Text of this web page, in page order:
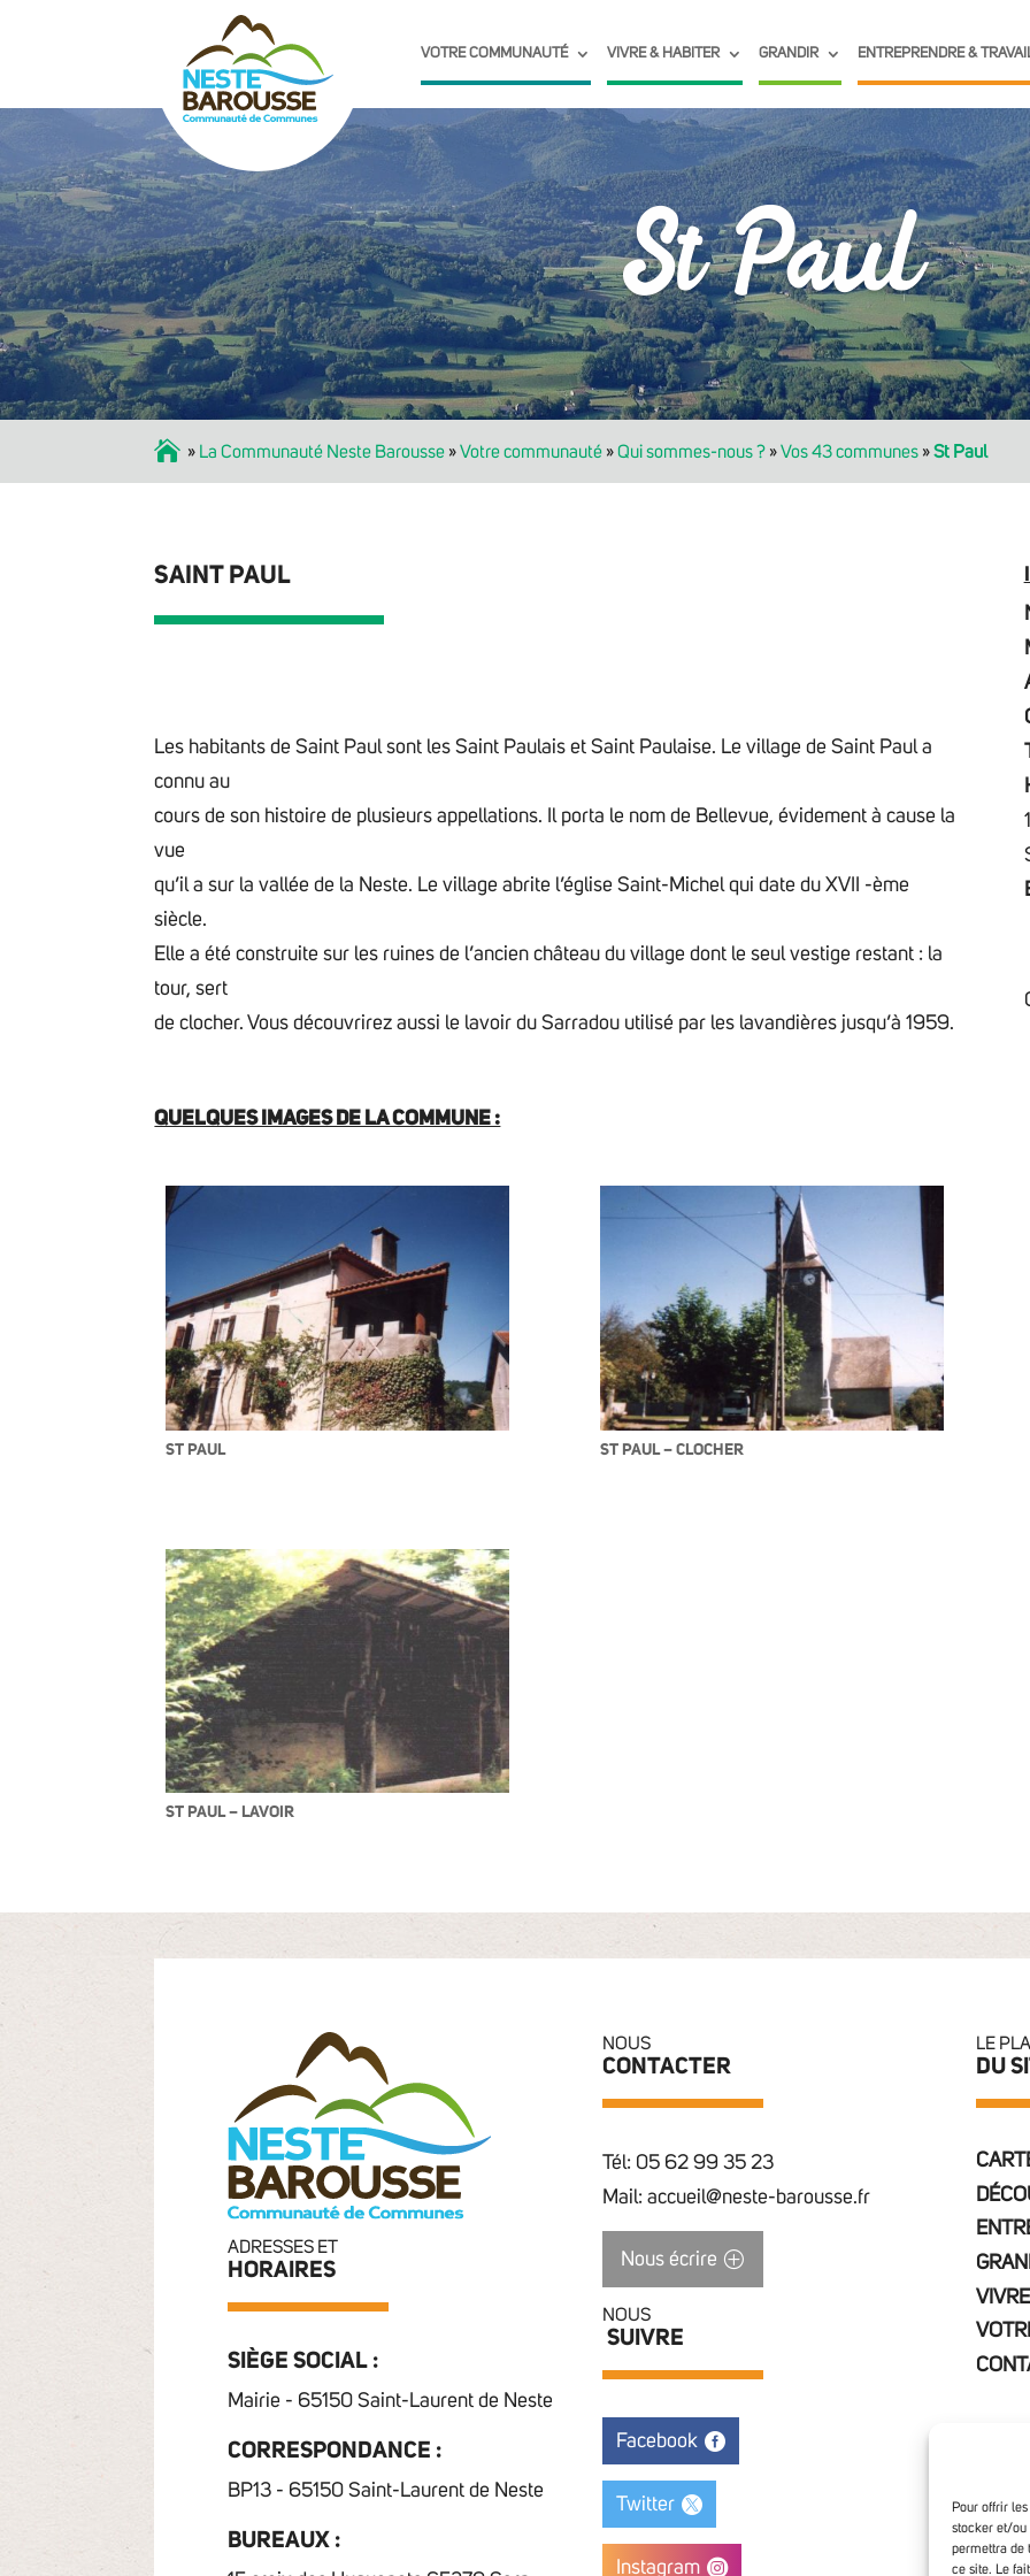
Pour offrir
stocker et/ou
permettra de
ce site. Le
VOTRE COMMUNAUTÉ VIVRE & HABITER GRANDIR ENTREPRENDRE &
St Paul
Accueil » La Communauté Neste Barousse »Votre communauté »Qui sommes-nous ? »Vos 43 communes »St Paul
SAINT PAUL
Les habitants de Saint Paul sont les Saint Paulais et Saint Paulaise. Le village de Saint Paul a
connu au
cours de son histoire de plusieurs appellations. Il porta le nom de Bellevue, évidement à cause la
vue
qu’il a sur la vallée de la Neste. Le village abrite l’église Saint-Michel qui date du XVII -ème
siècle.
Elle a été construite sur les ruines de l’ancien château du village dont le seul vestige restant : la
tour, sert
de clocher. Vous découvrirez aussi le lavoir du Sarradou utilisé par les lavandières jusqu’à 1959.
QUELQUES IMAGES DE LA COMMUNE :
ST PAUL ST PAUL – CLOCHER
ST PAUL – LAVOIR
ADRESSES ET
HORAIRES
SIÈGE SOCIAL :
Mairie - 65150 Saint-Laurent de Neste
CORRESPONDANCE :
BP13 - 65150 Saint-Laurent de Neste
BUREAUX :
NOUS
CONTACTER
Tél: 05 62 99 35 23
Mail: accueil@neste-barousse.fr
Nous écrire
NOUS
SUIVRE
Facebook
Twitter
Instagram
LE
DU